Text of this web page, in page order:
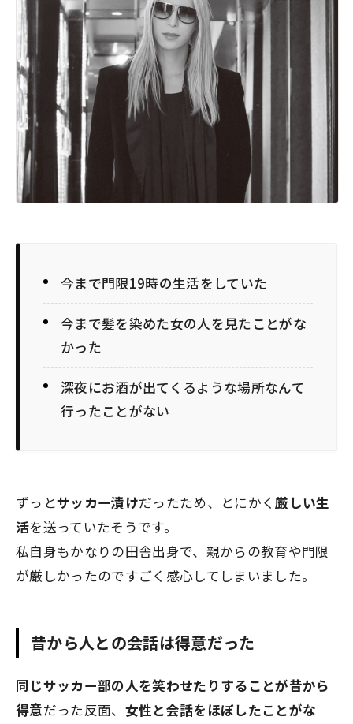
今まで門限19時の生活をしていた
今まで髪を染めた女の人を見たことがな
かった
深夜にお酒が出てくるような場所なんて
行ったことがない
ずっとサッカー漬けだったため、とにかく厳しい生
活を送っていたそうです。
私自身もかなりの田舎出身で、親からの教育や門限
が厳しかったのですごく感心してしまいました。
昔から人との会話は得意だった
同じサッカー部の人を笑わせたりすることが昔から
得意だった反面、 女性と会話をほぼしたことがな